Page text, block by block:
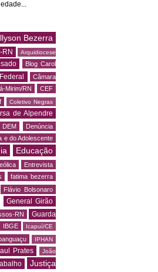
Bezerra
RN
Arquidiocese
Blog Carol
Câmara
Mirim/RN CEF
Coletivo Negras
de Alpendre
DEM Denúncia
e do Adolescente
Educação
Entrevista
fatima bezerra
Flávio Bolsonaro
General Girão
RN
Guarda
IBGE Icapuí/CE
IPHAN
Prates
João
Justiça